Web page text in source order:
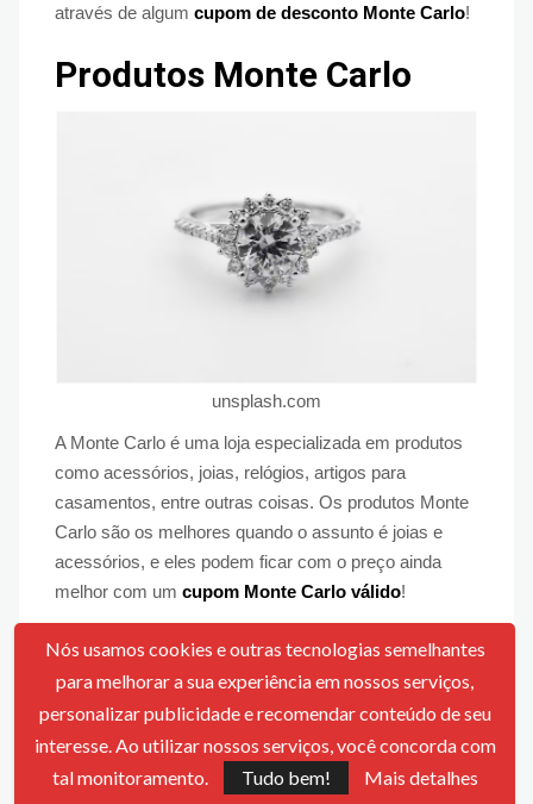
através de algum cupom de desconto Monte Carlo!
Produtos Monte Carlo
unsplash.com
A Monte Carlo é uma loja especializada em produtos
como acessórios, joias, relógios, artigos para
casamentos, entre outras coisas. Os produtos Monte
Carlo são os melhores quando o assunto é joias e
acessórios, e eles podem ficar com o preço ainda
melhor com um cupom Monte Carlo válido!
Lançamentos
Entre os lançamentos mais recentes da Monte Carlo,
temos o Relógio Guess feminino em aço dourado, que
está custando R$1530,00. Você também pode dividir
em até 10x sem juros. Outro lançamento da Monte
Nós usamos cookies e outras tecnologias semelhantes
para melhorar a sua experiência em nossos serviços,
personalizar publicidade e recomendar conteúdo de seu
interesse. Ao utilizar nossos serviços, você concorda com
tal monitoramento.
Tudo bem! Mais detalhes